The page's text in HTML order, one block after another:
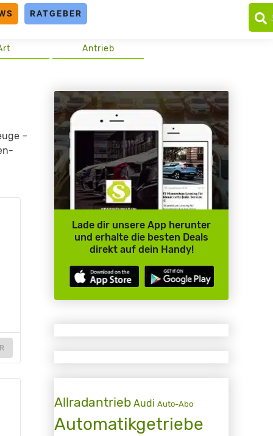
RATGEBER
Antrieb
–
Lade dir unsere App herunter
und erhalte die besten Deals
direkt auf dein Handy!
Allradantrieb Audi Auto-Abo
Automatikgetriebe